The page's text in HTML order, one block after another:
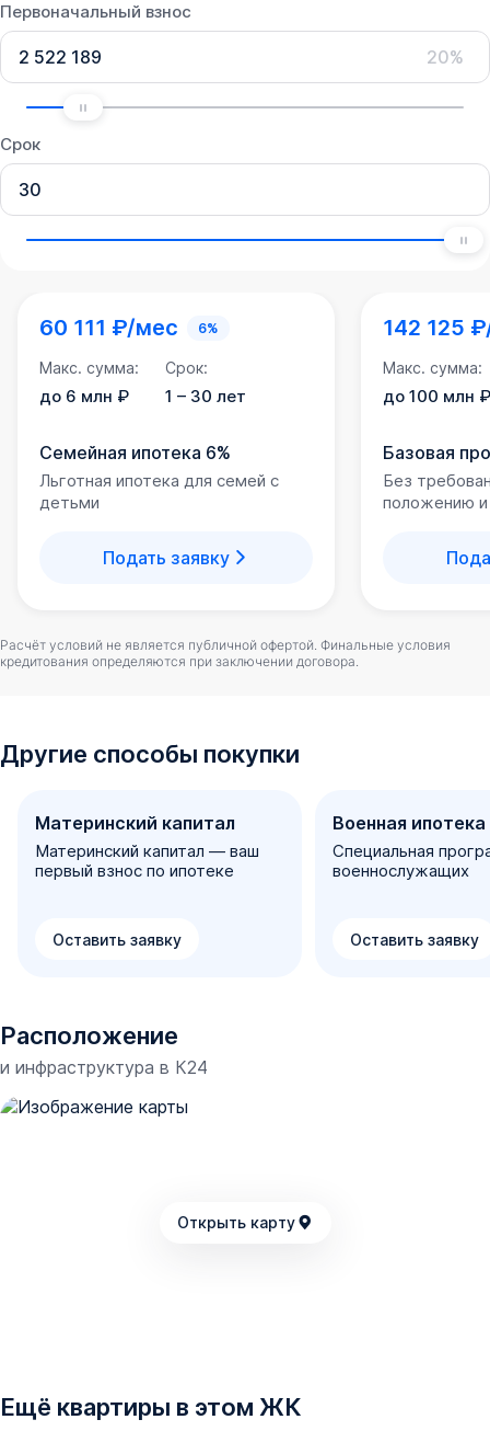
Первоначальный взнос
20%
Срок
60 111 ₽/мес 6%
Макс. сумма:
до 6 млн ₽
Срок:
1 – 30 лет
Семейная ипотека 6%
Льготная ипотека для семей с
детьми
Подать заявку
142 125
Макс. сумма:
до 100 млн ₽
Базовая
Без
положению
Расчёт условий не является публичной офертой. Финальные условия
кредитования определяются при заключении договора.
Другие способы покупки
Материнский капитал
Материнский капитал — ваш
первый взнос по ипотеке
Оставить заявку
Военная ипотека
Специальная
военнослужащих
Оставить заявку
Расположение
и инфраструктура в К24
Открыть карту
Ещё квартиры в этом ЖК